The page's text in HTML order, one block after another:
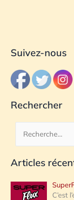
Suivez-nous
Rechercher
c
e
Articles
C’est